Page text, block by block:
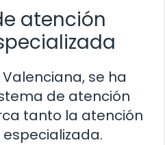
atención
se ha
de atención
tanto la atención